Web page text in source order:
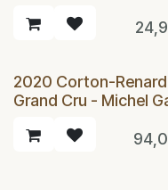
2020 Corton-
Grand Cru - Michel